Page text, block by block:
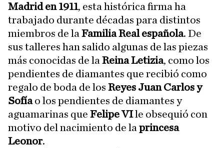
Madrid en 1911, esta histórica firma ha
trabajado durante décadas para distintos
miembros de la Familia Real española. De
sus talleres han salido algunas de las piezas
más conocidas de la Reina Letizia, como los
pendientes de diamantes que recibió como
regalo de boda de los Reyes Juan Carlos y
Sofíao los pendientes de diamantes y
aguamarinas que Felipe VIle obsequió con
motivo del nacimiento de la princesa
Leonor.